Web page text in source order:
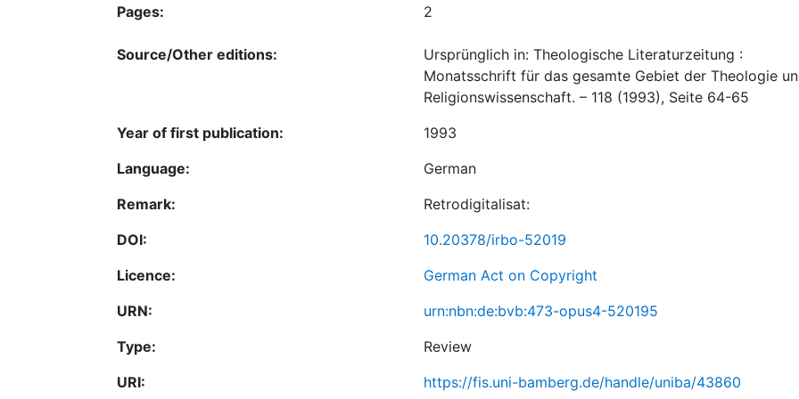
Pages: 2
Source/Other editions:
Ursprünglich in: Theologische Literaturzeitung :
Monatsschrift für das gesamte Gebiet der Theologie
Religionswissenschaft. – 118 (1993), Seite 64-65
Year of first publication:
1993
Language:
German
Remark:
Retrodigitalisat:
DOI:
10.20378/irbo-52019
Licence:
German Act on Copyright
URN:
urn:nbn:de:bvb:473-opus4-520195
Type:
Review
URI:
https://fis.uni-bamberg.de/handle/uniba/43860